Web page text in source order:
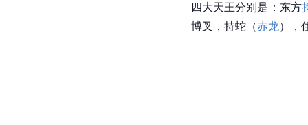
四大天王分别是：东方
博叉，持蛇（赤龙），